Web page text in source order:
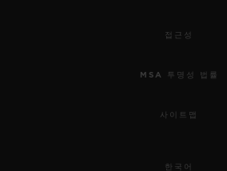
접근성
MSA 투명성 법률
사이트맵
한국어